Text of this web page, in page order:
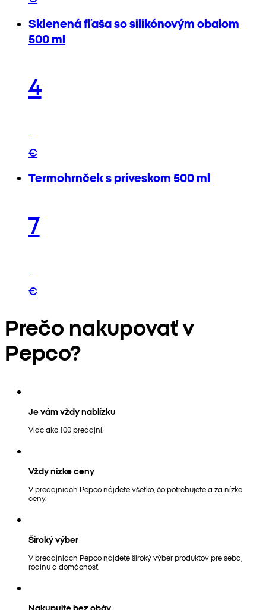
Sklenená fľaša so silikónovým obalom
500 ml
4
€
Termohrnček s príveskom 500 ml
7
€
Prečo nakupovať v
Pepco?
Je vám vždy nablízku
Viac ako 100 predajní.
Vždy nízke ceny
V predajniach Pepco nájdete všetko, čo potrebujete a za nízke
ceny.
Široký výber
V predajniach Pepco nájdete široký výber produktov pre seba,
rodinu a domácnosť.
Nakupujte bez obáv